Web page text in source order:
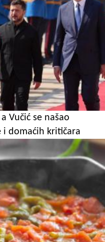
Vučić se našao
i domaćih kritičara